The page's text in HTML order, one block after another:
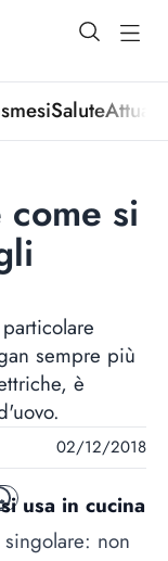
open
Salute
si
sempre più
è
02/12/2018
usa in cucina
non